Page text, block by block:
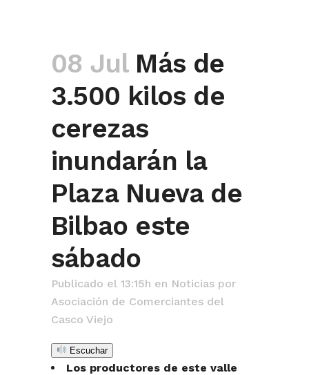
08 JulMás de
3.500 kilos de
cerezas
inundarán la
Plaza Nueva de
Bilbao este
sábado
Publicado el 13:15h en Noticias por
Asociación de Comerciantes del
Casco Viejo
Escuchar
Los productores de este valle